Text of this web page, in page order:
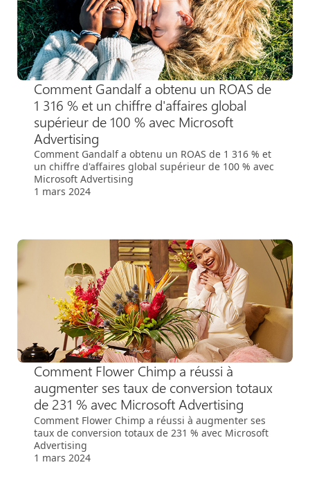
Comment Gandalf a obtenu un ROAS de
1 316 % et un chiffre d'affaires global
supérieur de 100 % avec Microsoft
Advertising
Comment Gandalf a obtenu un ROAS de 1 316 % et
un chiffre d'affaires global supérieur de 100 % avec
Microsoft Advertising
1 mars 2024
Comment Flower Chimp a réussi à
augmenter ses taux de conversion totaux
de 231 % avec Microsoft Advertising
Comment Flower Chimp a réussi à augmenter ses
taux de conversion totaux de 231 % avec Microsoft
Advertising
1 mars 2024